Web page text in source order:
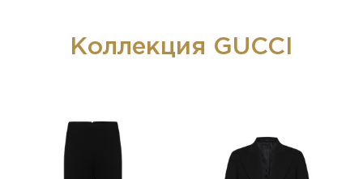
Коллекция GUCCI